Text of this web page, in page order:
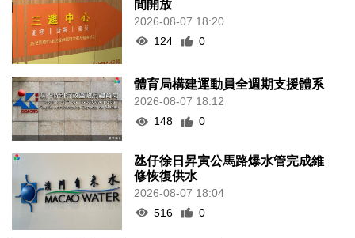
間開放
2026-08-07 18:20
124
0
體育局構建運動員全週期支援體系
2026-08-07 18:12
148
0
氹仔徐日昇寅公馬路爆水管完成維
修恢復供水
2026-08-07 18:04
516
0